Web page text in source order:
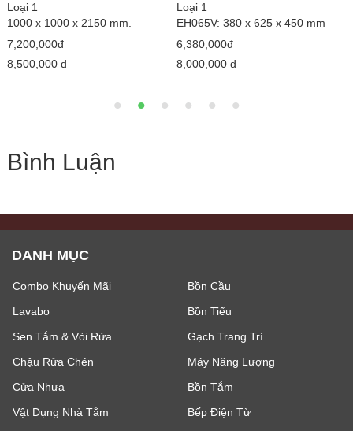
Loại 1
EH065V: 380 x 625 x 450 mm
6,380,000đ
8,000,000 đ
Loại 1
1200x900x2150mm.
6,200,000đ
7,000,000 đ
Bình Luận
DANH MỤC
Combo Khuyến Mãi
Bồn Cầu
Lavabo
Bồn Tiểu
Sen Tắm & Vòi Rửa
Gạch Trang Trí
Chậu Rửa Chén
Máy Năng Lượng
Cửa Nhựa
Bồn Tắm
Vật Dụng Nhà Tắm
Bếp Điện Từ